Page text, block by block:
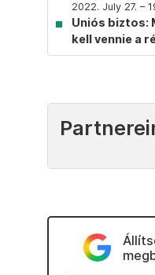
2022. July 27. –
Uniós biztos:
kell vennie a